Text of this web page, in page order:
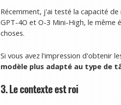
Récemment, j'ai testé la capacité
GPT-4O et O-3 Mini-High, le même
choses.
Si vous avez l'impression d'obtenir
modèle plus adapté au type de
3. Le contexte est roi